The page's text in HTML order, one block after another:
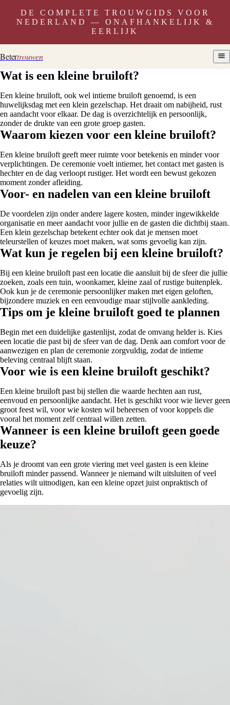
DE COMPLETE TROUWGIDS VOOR
NEDERLAND — ONAFHANKELIJK &
EERLIJK
Betertrouwen
Wat is een kleine bruiloft?
Een kleine bruiloft, ook wel intieme bruiloft genoemd, is een
huwelijksdag met een klein gezelschap. Het draait om nabijheid, rust
en aandacht voor elkaar. De dag is overzichtelijk en persoonlijk,
zonder de drukte van een grote groep gasten.
Waarom kiezen voor een kleine bruiloft?
Een kleine bruiloft geeft meer ruimte voor betekenis en minder voor
verplichtingen. De ceremonie voelt intiemer, het contact met gasten is
hechter en de dag verloopt rustiger. Het wordt een bewust gekozen
moment zonder afleiding.
Voor- en nadelen van een kleine bruiloft
De voordelen zijn onder andere lagere kosten, minder ingewikkelde
organisatie en meer aandacht voor jullie en de gasten die dichtbij staan.
Een klein gezelschap betekent echter ook dat je mensen moet
teleurstellen of keuzes moet maken, wat soms gevoelig kan zijn.
Wat kun je regelen bij een kleine bruiloft?
Bij een kleine bruiloft past een locatie die aansluit bij de sfeer die jullie
zoeken, zoals een tuin, woonkamer, kleine zaal of rustige buitenplek.
Ook kun je de ceremonie persoonlijker maken met eigen geloften,
bijzondere muziek en een eenvoudige maar stijlvolle aankleding.
Tips om je kleine bruiloft goed te plannen
Begin met een duidelijke gastenlijst, zodat de omvang helder is. Kies
een locatie die past bij de sfeer van de dag. Denk aan comfort voor de
aanwezigen en plan de ceremonie zorgvuldig, zodat de intieme
beleving centraal blijft staan.
Voor wie is een kleine bruiloft geschikt?
Een kleine bruiloft past bij stellen die waarde hechten aan rust,
eenvoud en persoonlijke aandacht. Het is geschikt voor wie liever geen
groot feest wil, voor wie kosten wil beheersen of voor koppels die
vooral het moment zelf centraal willen zetten.
Wanneer is een kleine bruiloft geen goede
keuze?
Als je droomt van een grote viering met veel gasten is een kleine
bruiloft minder passend. Wanneer je niemand wilt uitsluiten of veel
relaties wilt uitnodigen, kan een kleine opzet juist onpraktisch of
gevoelig zijn.